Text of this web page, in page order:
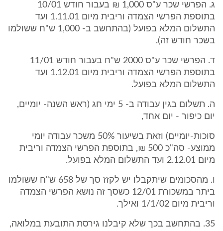
ג. הפרשי שכר ע"ס 1,000 ₪ בעבור חודש 10/01
בתוספת הפרשי הצמדה וריבית מיום 1.11.01 ועד
התשלום המלא בפועל (בהתחשב ב- 1,000 ש"ח ששולמו
בשכר חודש זה).
ד. הפרשי שכר ע"ס 2000 ש"ח בעבור חודש 11/01
בתוספת הפרשי הצמדה וריבית מיום 1.12.01 ועד
התשלום המלא בפועל.
ה. תשלום בגין עבודה ב- 5 ימי חג (ראש השנה- יומיים,
יום כיפור - יום אחד,
סוכות-יומיים) וזאת בשיעור 50% משכר עבודה יומי
ממוצע- סה"כ 500 ₪, בתוספת הפרשי הצמדה וריבית
מיום 2.12.01 ועד התשלום המלא בפועל.
ו. מהסכומים שיתקבלו יש לקזז סך של 658 ש"ח ששולמו
ביתר במשכורת 12/01 כשסך זה נושא הפרשי הצמדה
וריבית מיום 1/1/02 ואילך.
35. בהתחשב בכך שלא קיבלנו גירסת התובעת במלואה,